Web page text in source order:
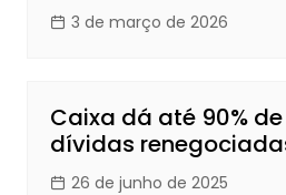
3 de março de 2026
Caixa dá até 90%
dívidas
26 de junho de 2025